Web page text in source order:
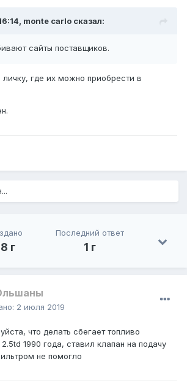
monte carlo сказал:
сайты поставщиков.
где их можно приобрести в
г
Последний ответ
1 г
2 июля 2019
что делать сбегает топливо
1990 года, ставил клапан на подачу
не помогло